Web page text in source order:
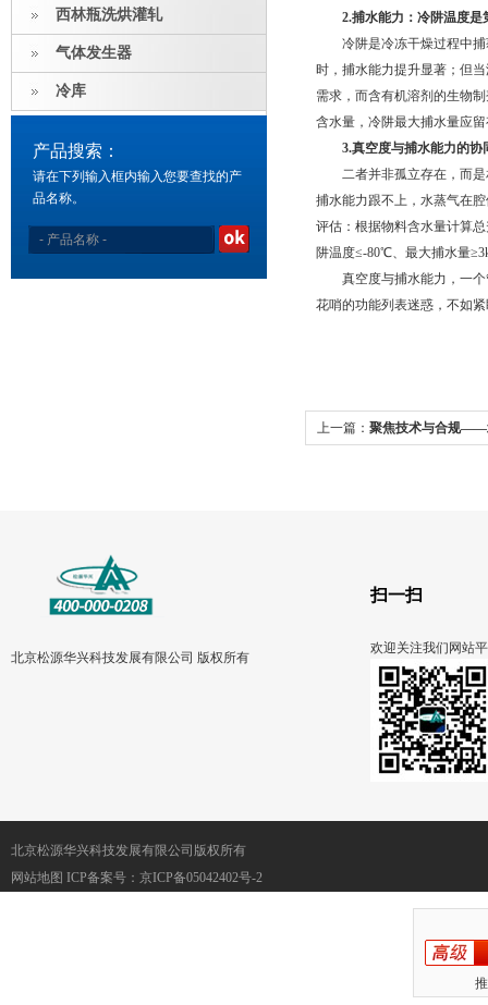
西林瓶洗烘灌轧
气体发生器
冷库
产品搜索：
请在下列输入框内输入您要查找的产
品名称。
2.捕水能力：冷阱温度是
冷阱是冷冻干燥过程中捕
时，捕水能力提升显著；但
需求，而含有机溶剂的生物
含水量，冷阱最大捕水量应
3.真空度与捕水能力的协
二者并非孤立存在，而是
捕水能力跟不上，水蒸气在
评估：根据物料含水量计算
阱温度≤-80℃、最大捕水量
真空度与捕水能力，一个
花哨的功能列表迷惑，不如
上一篇： 聚焦技术与合规——
北京松源华兴科技发展有限公司 版权所有
扫一扫
欢迎关注我们网站
北京松源华兴科技发展有限公司版权所有
网站地图 ICP备案号： 京ICP备05042402号-2